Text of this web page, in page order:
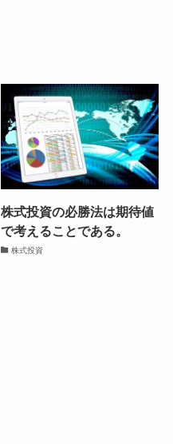
株式投資の必勝法は期待値
で考えることである。
株式投資